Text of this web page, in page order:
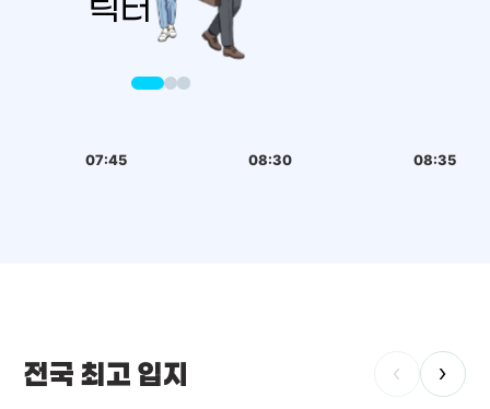
07:45 08:30 08:35
전국 최고 입지 ‹ ›